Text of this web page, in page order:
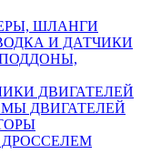
ШЛАНГИ
И ДАТЧИКИ
ДВИГАТЕЛЕЙ
ДВИГАТЕЛЕЙ